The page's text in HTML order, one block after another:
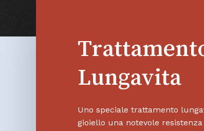
Lungavita
Uno speciale trattamento
gioiello una notevole